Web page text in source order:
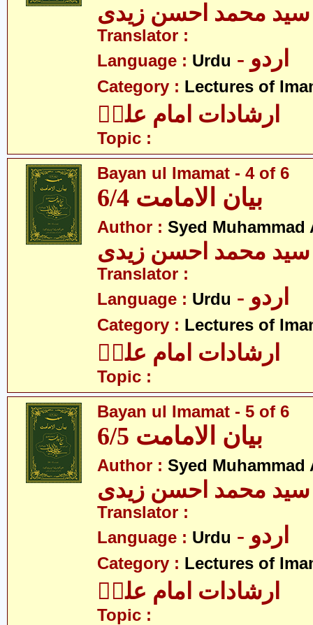
سید محمد احسن زیدی
Translator :
Language : Urdu - اردو
Category : Lectures of
ارشادات امام علیؑ
Topic :
Bayan ul Imamat - 4 of 6
بیان الامامت 6/4
Author : Syed Muhammad
سید محمد احسن زیدی
Translator :
Language : Urdu - اردو
Category : Lectures of
ارشادات امام علیؑ
Topic :
Bayan ul Imamat - 5 of 6
بیان الامامت 6/5
Author : Syed Muhammad
سید محمد احسن زیدی
Translator :
Language : Urdu - اردو
Category : Lectures of
ارشادات امام علیؑ
Topic :